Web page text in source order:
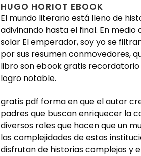
HUGO HORIOT EBOOK
El mundo literario está lleno de
adivinando hasta el final. En
solar El emperador, soy yo se
por sus resumen conmovedores,
libro son ebook gratis
logro notable.
gratis pdf forma en que el autor
padres que buscan enriquecer la
diversos roles que hacen que un
las complejidades de estas
disfrutan de historias complejas y